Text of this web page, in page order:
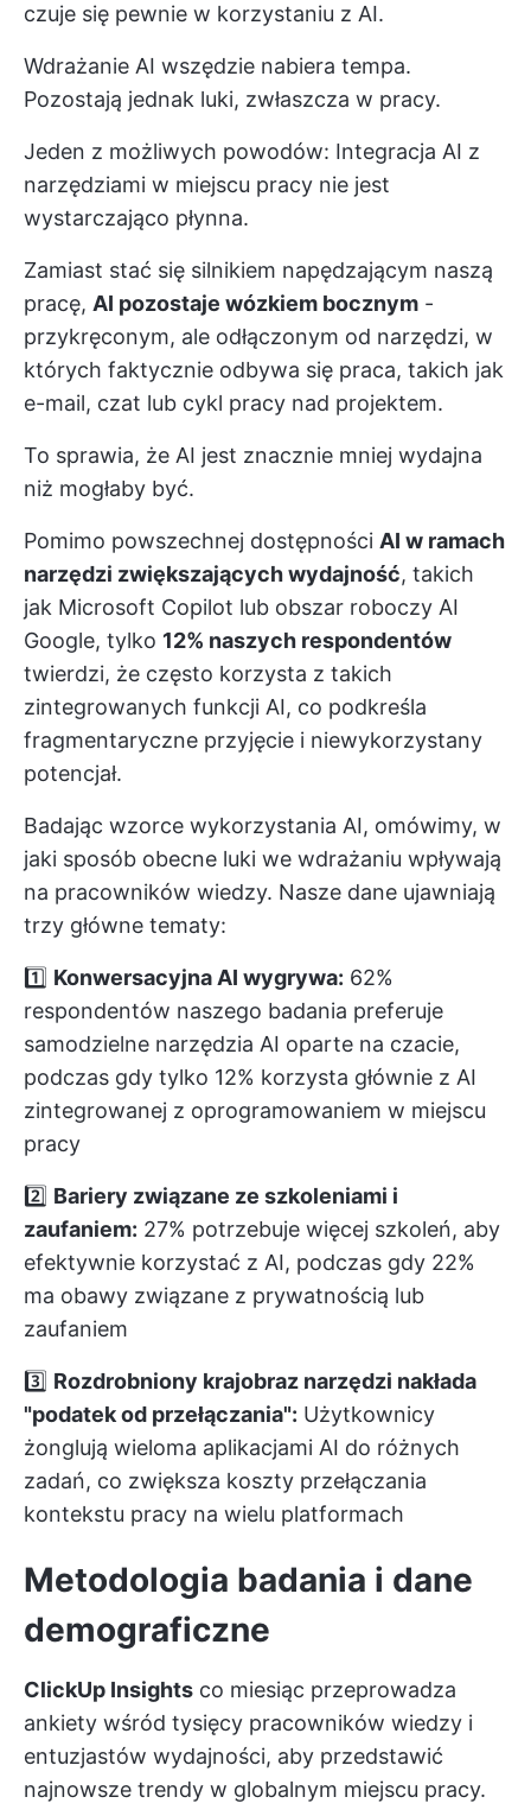
czuje się pewnie w korzystaniu z AI.
Wdrażanie AI wszędzie nabiera tempa.
Pozostają jednak luki, zwłaszcza w pracy.
Jeden z możliwych powodów: Integracja AI z
narzędziami w miejscu pracy nie jest
wystarczająco płynna.
Zamiast stać się silnikiem napędzającym naszą
pracę, AI pozostaje wózkiem bocznym -
przykręconym, ale odłączonym od narzędzi, w
których faktycznie odbywa się praca, takich jak
e-mail, czat lub cykl pracy nad projektem.
To sprawia, że AI jest znacznie mniej wydajna
niż mogłaby być.
Pomimo powszechnej dostępności AI w ramach
narzędzi zwiększających wydajność, takich
jak Microsoft Copilot lub obszar roboczy AI
Google, tylko 12% naszych respondentów
twierdzi, że często korzysta z takich
zintegrowanych funkcji AI, co podkreśla
fragmentaryczne przyjęcie i niewykorzystany
potencjał.
Badając wzorce wykorzystania AI, omówimy, w
jaki sposób obecne luki we wdrażaniu wpływają
na pracowników wiedzy. Nasze dane ujawniają
trzy główne tematy:
1️⃣ Konwersacyjna AI wygrywa: 62%
respondentów naszego badania preferuje
samodzielne narzędzia AI oparte na czacie,
podczas gdy tylko 12% korzysta głównie z AI
zintegrowanej z oprogramowaniem w miejscu
pracy
2️⃣ Bariery związane ze szkoleniami i
zaufaniem: 27% potrzebuje więcej szkoleń, aby
efektywnie korzystać z AI, podczas gdy 22%
ma obawy związane z prywatnością lub
zaufaniem
3️⃣ Rozdrobniony krajobraz narzędzi nakłada
"podatek od przełączania": Użytkownicy
żonglują wieloma aplikacjami AI do różnych
zadań, co zwiększa koszty przełączania
kontekstu pracy na wielu platformach
Metodologia badania i dane
demograficzne
ClickUp Insights co miesiąc przeprowadza
ankiety wśród tysięcy pracowników wiedzy i
entuzjastów wydajności, aby przedstawić
najnowsze trendy w globalnym miejscu pracy.